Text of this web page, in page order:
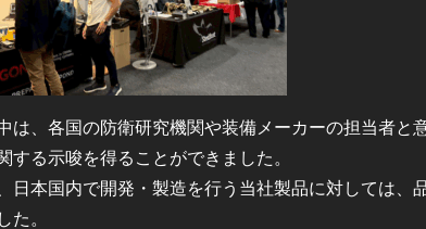
は、各国の防衛研究機関や装備メーカーの担当者と
する示唆を得ることができました。
日本国内で開発・製造を行う当社製品に対しては、
た。